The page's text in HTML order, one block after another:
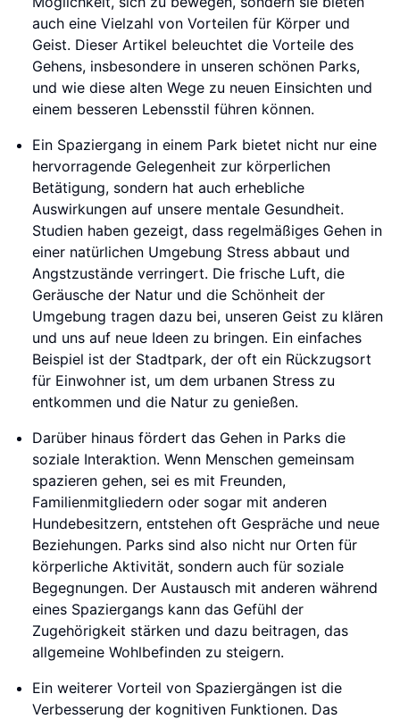
auch eine Vielzahl von Vorteilen für Körper und
Geist. Dieser Artikel beleuchtet die Vorteile des
Gehens, insbesondere in unseren schönen Parks,
und wie diese alten Wege zu neuen Einsichten und
einem besseren Lebensstil führen können.
Ein Spaziergang in einem Park bietet nicht nur eine
hervorragende Gelegenheit zur körperlichen
Betätigung, sondern hat auch erhebliche
Auswirkungen auf unsere mentale Gesundheit.
Studien haben gezeigt, dass regelmäßiges Gehen in
einer natürlichen Umgebung Stress abbaut und
Angstzustände verringert. Die frische Luft, die
Geräusche der Natur und die Schönheit der
Umgebung tragen dazu bei, unseren Geist zu klären
und uns auf neue Ideen zu bringen. Ein einfaches
Beispiel ist der Stadtpark, der oft ein Rückzugsort
für Einwohner ist, um dem urbanen Stress zu
entkommen und die Natur zu genießen.
Darüber hinaus fördert das Gehen in Parks die
soziale Interaktion. Wenn Menschen gemeinsam
spazieren gehen, sei es mit Freunden,
Familienmitgliedern oder sogar mit anderen
Hundebesitzern, entstehen oft Gespräche und neue
Beziehungen. Parks sind also nicht nur Orten für
körperliche Aktivität, sondern auch für soziale
Begegnungen. Der Austausch mit anderen während
eines Spaziergangs kann das Gefühl der
Zugehörigkeit stärken und dazu beitragen, das
allgemeine Wohlbefinden zu steigern.
Ein weiterer Vorteil von Spaziergängen ist die
Verbesserung der kognitiven Funktionen. Das